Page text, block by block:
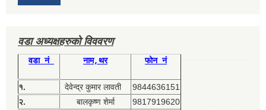
वडा अध्यक्षहरुको विववरण
वडा नं नाम,थर फोन नं
१. देवेन्द्र कुमार लावती
9844636151
२.
बालकृष्ण शेर्मा
9817919620